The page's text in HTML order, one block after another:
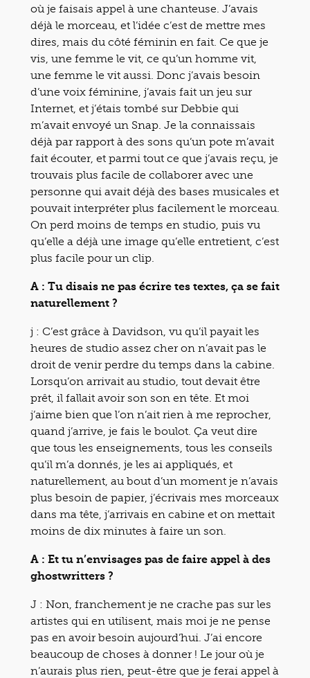
où je faisais appel à une chanteuse. J’avais
déjà le morceau, et l’idée c’est de mettre mes
dires, mais du côté féminin en fait. Ce que je
vis, une femme le vit, ce qu’un homme vit,
une femme le vit aussi. Donc j’avais besoin
d’une voix féminine, j’avais fait un jeu sur
Internet, et j’étais tombé sur Debbie qui
m’avait envoyé un Snap. Je la connaissais
déjà par rapport à des sons qu’un pote m’avait
fait écouter, et parmi tout ce que j’avais reçu, je
trouvais plus facile de collaborer avec une
personne qui avait déjà des bases musicales et
pouvait interpréter plus facilement le morceau.
On perd moins de temps en studio, puis vu
qu’elle a déjà une image qu’elle entretient, c’est
plus facile pour un clip.
A : Tu disais ne pas écrire tes textes, ça se fait
naturellement ?
j : C’est grâce à Davidson, vu qu’il payait les
heures de studio assez cher on n’avait pas le
droit de venir perdre du temps dans la cabine.
Lorsqu’on arrivait au studio, tout devait être
prêt, il fallait avoir son son en tête. Et moi
j’aime bien que l’on n’ait rien à me reprocher,
quand j’arrive, je fais le boulot. Ça veut dire
que tous les enseignements, tous les conseils
qu’il m’a donnés, je les ai appliqués, et
naturellement, au bout d’un moment je n’avais
plus besoin de papier, j’écrivais mes morceaux
dans ma tête, j’arrivais en cabine et on mettait
moins de dix minutes à faire un son.
A : Et tu n’envisages pas de faire appel à des
ghostwritters ?
J : Non, franchement je ne crache pas sur les
artistes qui en utilisent, mais moi je ne pense
pas en avoir besoin aujourd’hui. J’ai encore
beaucoup de choses à donner ! Le jour où je
n’aurais plus rien, peut-être que je ferai appel à